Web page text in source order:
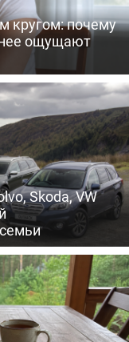
кругом: почему
ощущают
Skoda, VW